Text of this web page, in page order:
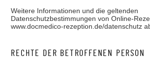
Weitere Informationen und die geltenden
Datenschutzbestimmungen von Online-
www.docmedico-rezeption.de/datenschutz
RECHTE DER BETROFFENEN PERSON